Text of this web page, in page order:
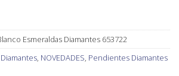
Esmeraldas Diamantes 653722
, NOVEDADES, Pendientes Diamantes